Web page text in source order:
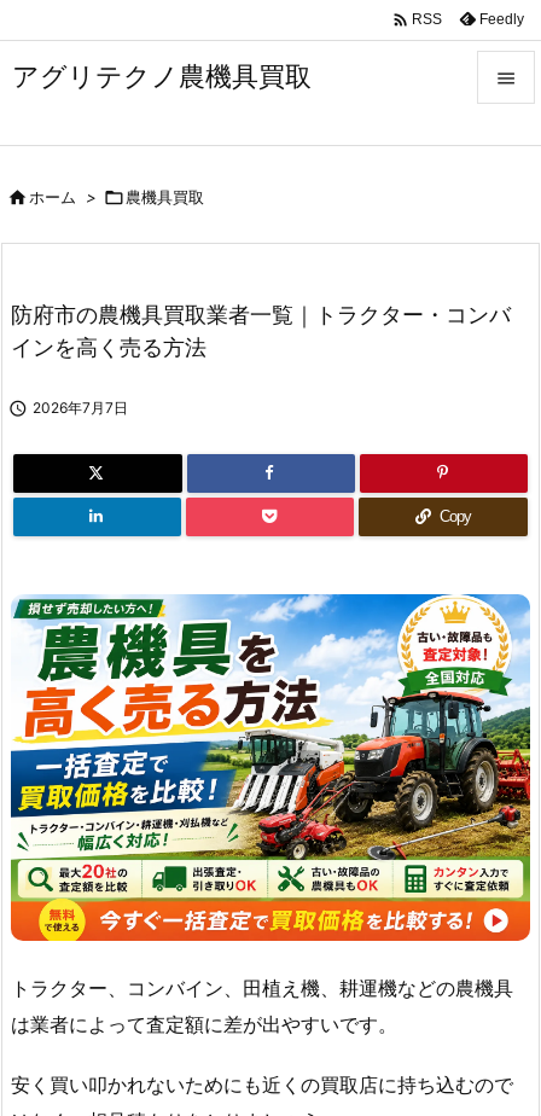
アグリテクノ農機具買取 


 RSS Feedly
ホーム > 農機具買取
防府市の農機具買取業者一覧｜トラクター・コンバ
インを高く売る方法
 2026年7月7日
Copy
トラクター、コンバイン、田植え機、耕運機などの農機具
は業者によって査定額に差が出やすいです。
安く買い叩かれないためにも近くの買取店に持ち込むので